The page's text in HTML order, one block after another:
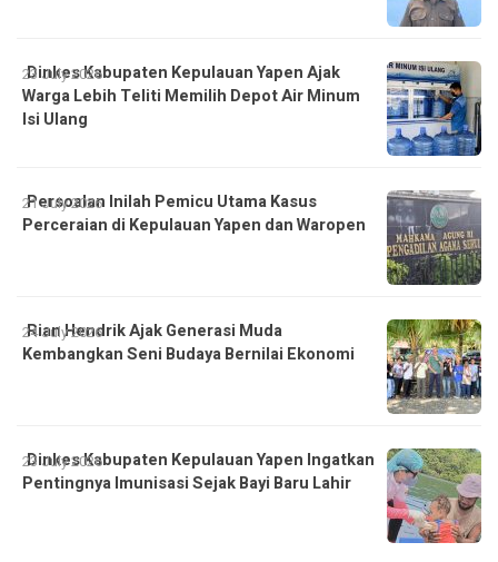
Dinkes Kabupaten Kepulauan Yapen Ajak
Warga Lebih Teliti Memilih Depot Air Minum
Isi Ulang
23 July 2026
Persoalan Inilah Pemicu Utama Kasus
Perceraian di Kepulauan Yapen dan Waropen
21 July 2026
Rian Hendrik Ajak Generasi Muda
Kembangkan Seni Budaya Bernilai Ekonomi
24 July 2026
Dinkes Kabupaten Kepulauan Yapen Ingatkan
Pentingnya Imunisasi Sejak Bayi Baru Lahir
23 July 2026